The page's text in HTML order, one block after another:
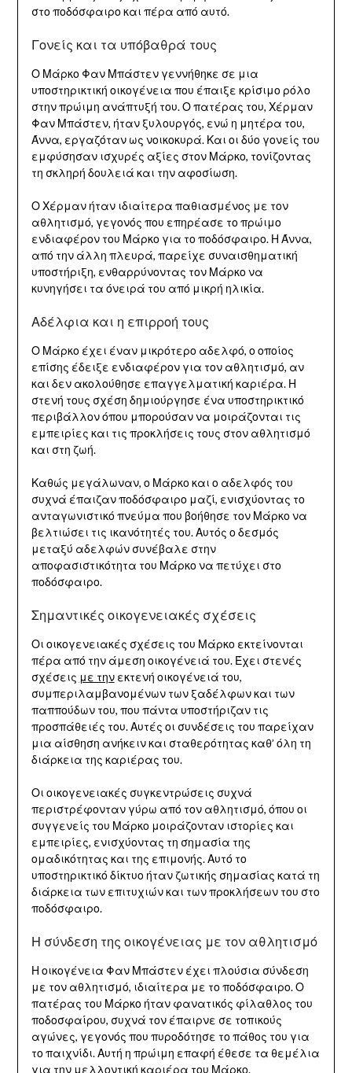
στο ποδόσφαιρο και πέρα από αυτό.
Γονείς και τα υπόβαθρά τους
Ο Μάρκο Φαν Μπάστεν γεννήθηκε σε μια
υποστηρικτική οικογένεια που έπαιξε κρίσιμο ρόλο
στην πρώιμη ανάπτυξή του. Ο πατέρας του, Χέρμαν
Φαν Μπάστεν, ήταν ξυλουργός, ενώ η μητέρα του,
Άννα, εργαζόταν ως νοικοκυρά. Και οι δύο γονείς του
εμφύσησαν ισχυρές αξίες στον Μάρκο, τονίζοντας
τη σκληρή δουλειά και την αφοσίωση.
Ο Χέρμαν ήταν ιδιαίτερα παθιασμένος με τον
αθλητισμό, γεγονός που επηρέασε το πρώιμο
ενδιαφέρον του Μάρκο για το ποδόσφαιρο. Η Άννα,
από την άλλη πλευρά, παρείχε συναισθηματική
υποστήριξη, ενθαρρύνοντας τον Μάρκο να
κυνηγήσει τα όνειρά του από μικρή ηλικία.
Αδέλφια και η επιρροή τους
Ο Μάρκο έχει έναν μικρότερο αδελφό, ο οποίος
επίσης έδειξε ενδιαφέρον για τον αθλητισμό, αν
και δεν ακολούθησε επαγγελματική καριέρα. Η
στενή τους σχέση δημιούργησε ένα υποστηρικτικό
περιβάλλον όπου μπορούσαν να μοιράζονται τις
εμπειρίες και τις προκλήσεις τους στον αθλητισμό
και στη ζωή.
Καθώς μεγάλωναν, ο Μάρκο και ο αδελφός του
συχνά έπαιζαν ποδόσφαιρο μαζί, ενισχύοντας το
ανταγωνιστικό πνεύμα που βοήθησε τον Μάρκο να
βελτιώσει τις ικανότητές του. Αυτός ο δεσμός
μεταξύ αδελφών συνέβαλε στην
αποφασιστικότητα του Μάρκο να πετύχει στο
ποδόσφαιρο.
Σημαντικές οικογενειακές σχέσεις
Οι οικογενειακές σχέσεις του Μάρκο εκτείνονται
πέρα από την άμεση οικογένειά του. Έχει στενές
σχέσεις με τηνεκτενή οικογένειά του,
συμπεριλαμβανομένων των ξαδέλφων και των
παππούδων του, που πάντα υποστήριζαν τις
προσπάθειές του. Αυτές οι συνδέσεις του παρείχαν
μια αίσθηση ανήκειν και σταθερότητας καθ’ όλη τη
διάρκεια της καριέρας του.
Οι οικογενειακές συγκεντρώσεις συχνά
περιστρέφονταν γύρω από τον αθλητισμό, όπου οι
συγγενείς του Μάρκο μοιράζονταν ιστορίες και
εμπειρίες, ενισχύοντας τη σημασία της
ομαδικότητας και της επιμονής. Αυτό το
υποστηρικτικό δίκτυο ήταν ζωτικής σημασίας κατά τη
διάρκεια των επιτυχιών και των προκλήσεων του στο
ποδόσφαιρο.
Η σύνδεση της οικογένειας με τον αθλητισμό
Η οικογένεια Φαν Μπάστεν έχει πλούσια σύνδεση
με τον αθλητισμό, ιδιαίτερα με το ποδόσφαιρο. Ο
πατέρας του Μάρκο ήταν φανατικός φίλαθλος του
ποδοσφαίρου, συχνά τον έπαιρνε σε τοπικούς
αγώνες, γεγονός που πυροδότησε το πάθος του για
το παιχνίδι. Αυτή η πρώιμη επαφή έθεσε τα θεμέλια
για την μελλοντική καριέρα του Μάρκο.